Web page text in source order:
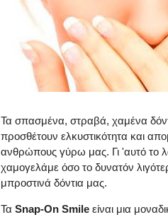
Τα σπασμένα, στραβά, χαμένα
προσθέτουν ελκυστικότητα και
ανθρώπους γύρω μας. Γι 'αυτό το
χαμογελάμε όσο το δυνατόν
μπροστινά δόντια μας.
Τα Snap-On Smile είναι μια